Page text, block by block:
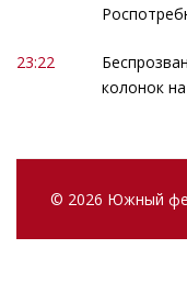
23:22
колонок
© 2026 Южный